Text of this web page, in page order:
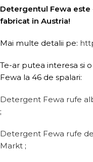
Detergentul Fewa
fabricat in Austria!
Mai multe detalii pe:
Te-ar putea interesa si
Fewa la 46 de spalari:
Detergent Fewa rufe
;
Detergent Fewa rufe
Markt ;